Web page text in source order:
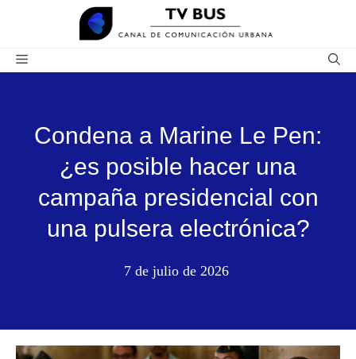
contenido
Menú
Condena a Marine Le Pen:
¿es posible hacer una
campaña presidencial con
una pulsera electrónica?
7 de julio de 2026